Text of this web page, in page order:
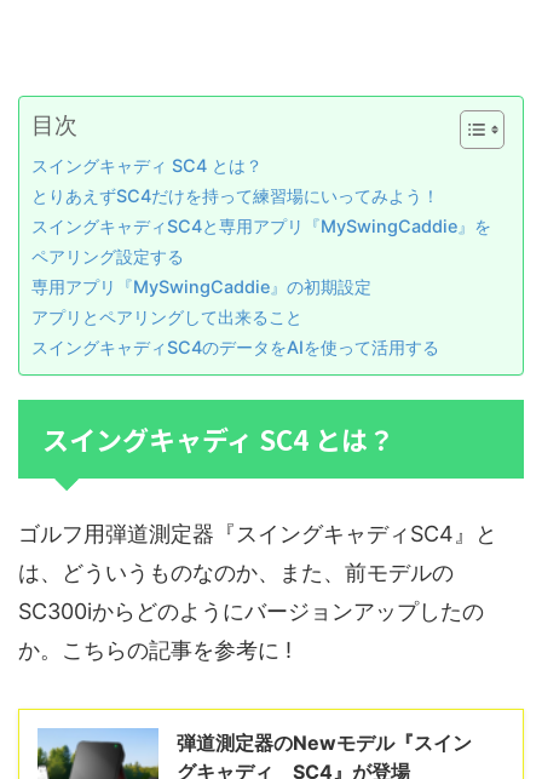
目次
スイングキャディ SC4 とは？
とりあえずSC4だけを持って練習場にいってみよう！
スイングキャディSC4と専用アプリ『MySwingCaddie』を
ペアリング設定する
専用アプリ『MySwingCaddie』の初期設定
アプリとペアリングして出来ること
スイングキャディSC4のデータをAIを使って活用する
スイングキャディ SC4 とは？
ゴルフ用弾道測定器『スイングキャディSC4』と
は、どういうものなのか、また、前モデルの
SC300iからどのようにバージョンアップしたの
か。こちらの記事を参考に !
弾道測定器のNewモデル『スイン
グキャディ SC4』が登場